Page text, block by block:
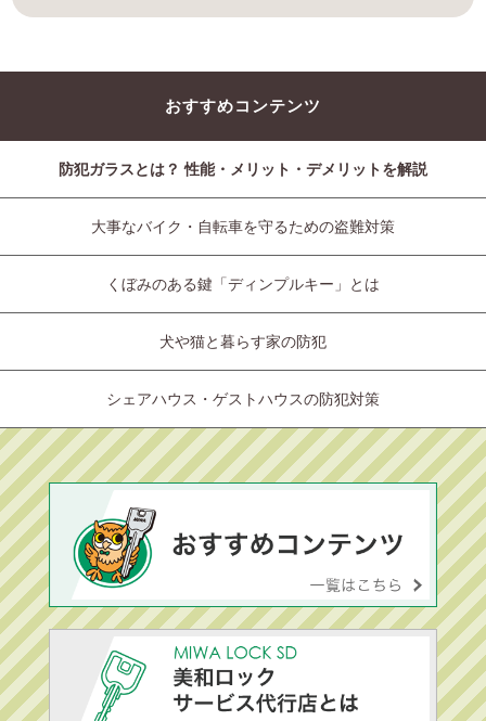
おすすめコンテンツ
防犯ガラスとは？ 性能・メリット・デメリットを解説
大事なバイク・自転車を守るための盗難対策
くぼみのある鍵「ディンプルキー」とは
犬や猫と暮らす家の防犯
シェアハウス・ゲストハウスの防犯対策